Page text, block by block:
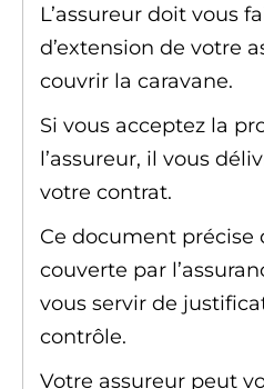
L’assureur doit vous
d’extension de votre
couvrir la caravane.
Si vous acceptez la
l’assureur, il vous
votre contrat.
Ce document précise
couverte par
vous servir de
contrôle.
Votre assureur peut